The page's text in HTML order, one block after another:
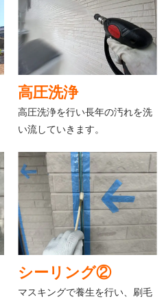
高圧洗浄
高圧洗浄を行い長年の汚れを洗
い流していきます。
シーリング②
マスキングで養生を行い、刷毛